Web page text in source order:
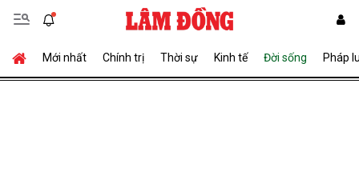
Mới nhất Chính trị Thời sự Kinh tế Đời sống Pháp
Gửi bình luận